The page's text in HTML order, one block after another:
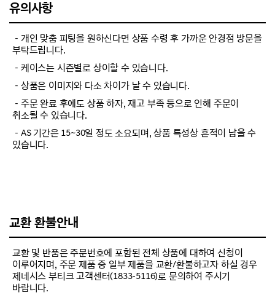
유의사항
－개인 맞춤 피팅을 원하신다면 상품 수령 후 가까운 안경점 방문을
부탁드립니다.
－케이스는 시즌별로 상이할 수 있습니다.
－상품은 이미지와 다소 차이가 날 수 있습니다.
－주문 완료 후에도 상품 하자, 재고 부족 등으로 인해 주문이
취소될 수 있습니다.
－AS 기간은 15~30일 정도 소요되며, 상품 특성상 흔적이 남을 수
있습니다.
교환 환불안내
교환 및 반품은 주문번호에 포함된 전체 상품에 대하여 신청이
이루어지며, 주문 제품 중 일부 제품을 교환/환불하고자 하실 경우
제네시스 부티크 고객센터(1833-5116)로 문의하여 주시기
바랍니다.